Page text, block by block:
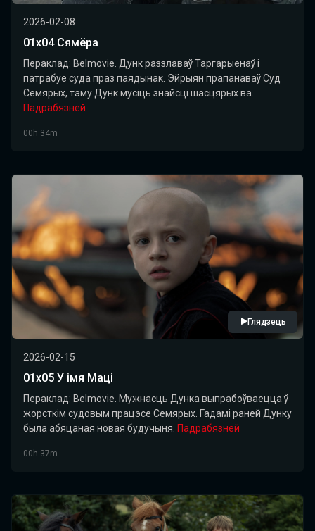
2026-02-08
01х04 Сямёра
Пераклад: Belmovie. Дунк раззлаваў Таргарыенаў і
патрабуе суда праз паядынак. Эйрыян прапанаваў Суд
Семярых, таму Дунк мусіць знайсці шасцярых ва...
Падрабязней
00h 34m
Глядзець
2026-02-15
01х05 У імя Маці
Пераклад: Belmovie. Мужнасць Дунка выпрабоўваецца ў
жорсткім судовым працэсе Семярых. Гадамі раней Дунку
была абяцаная новая будучыня. Падрабязней
00h 37m